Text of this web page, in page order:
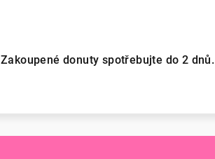
Zakoupené donuty spotřebujte do 2 dnů.